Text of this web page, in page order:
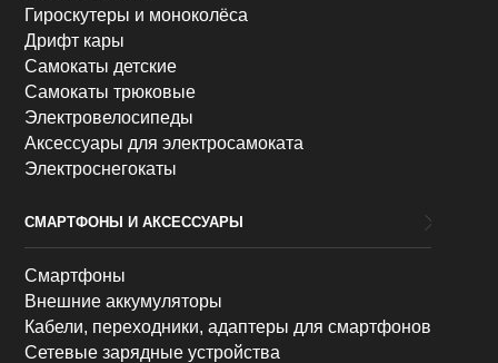
Гироскутеры и моноколёса
Дрифт кары
Самокаты детские
Самокаты трюковые
Электровелосипеды
Аксессуары для электросамоката
Электроснегокаты
СМАРТФОНЫ И АКСЕССУАРЫ
Смартфоны
Внешние аккумуляторы
Кабели, переходники, адаптеры для смартфонов
Сетевые зарядные устройства